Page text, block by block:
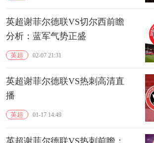
英超谢菲尔德联VS切尔西前瞻
分析：蓝军气势正盛
英超 02-07 21:31
英超谢菲尔德联VS热刺高清直
播
英超 01-17 14:49
英超谢菲尔德联VS热刺前瞻：